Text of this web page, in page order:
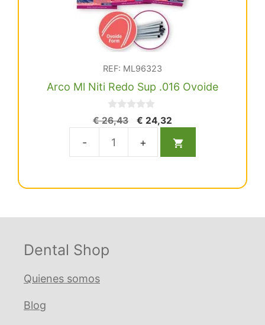
REF: ML96323
Arco Ml Niti Redo Sup .016 Ovoide
0
d
5
€26,43
El
original
era:
€ 24,32
actual
es:
Arco
Dental Shop
Quienes somos
Blog